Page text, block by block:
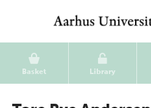
Basket Library